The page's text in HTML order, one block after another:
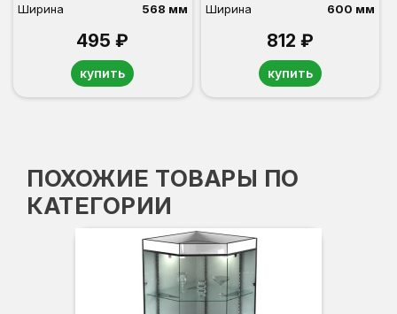
Ширина
568 мм
495 ₽
купить
Ширина
600 мм
812 ₽
купить
ПОХОЖИЕ ТОВАРЫ ПО
КАТЕГОРИИ